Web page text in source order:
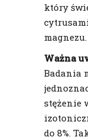
który
magnezu.
Ważna
Badania
stężenie
do 8%.